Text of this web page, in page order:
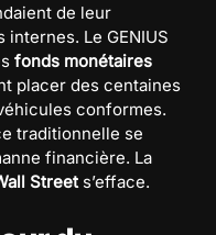
de leur
Le GENIUS
fonds monétaires
placer des centaines
conformes.
traditionnelle se
financière. La
Streets’efface.